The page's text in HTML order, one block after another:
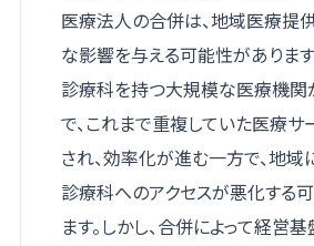
医療法人の合併は、地域医療提
な影響を与える可能性があります
診療科を持つ大規模な医療機関
で、これまで重複していた医療
され、効率化が進む一方で、地域
診療科へのアクセスが悪化する
ます。しかし、合併によって経営